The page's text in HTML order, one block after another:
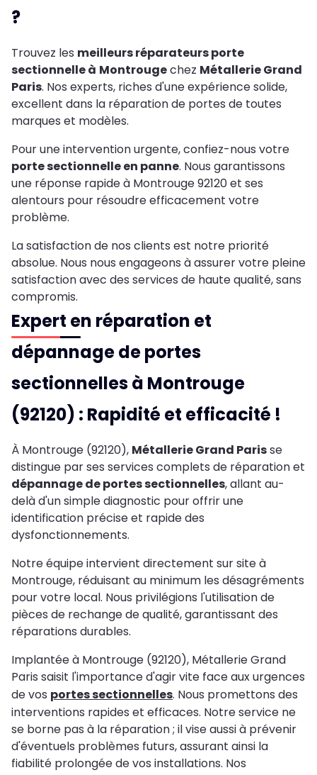
?
Trouvez les meilleurs réparateurs porte
sectionnelle à Montrougechez Métallerie Grand
Paris. Nos experts, riches d'une expérience solide,
excellent dans la réparation de portes de toutes
marques et modèles.
Pour une intervention urgente, confiez-nous votre
porte sectionnelle en panne. Nous garantissons
une réponse rapide à Montrouge 92120 et ses
alentours pour résoudre efficacement votre
problème.
La satisfaction de nos clients est notre priorité
absolue. Nous nous engageons à assurer votre pleine
satisfaction avec des services de haute qualité, sans
compromis.
Expert en réparation et
dépannage de portes
sectionnelles à Montrouge
(92120) : Rapidité et efficacité !
À Montrouge (92120), Métallerie Grand Parisse
distingue par ses services complets de réparation et
dépannage de portes sectionnelles, allant au-
delà d'un simple diagnostic pour offrir une
identification précise et rapide des
dysfonctionnements.
Notre équipe intervient directement sur site à
Montrouge, réduisant au minimum les désagréments
pour votre local. Nous privilégions l'utilisation de
pièces de rechange de qualité, garantissant des
réparations durables.
Implantée à Montrouge (92120), Métallerie Grand
Paris saisit l'importance d'agir vite face aux urgences
de vos portes sectionnelles. Nous promettons des
interventions rapides et efficaces. Notre service ne
se borne pas à la réparation ; il vise aussi à prévenir
d'éventuels problèmes futurs, assurant ainsi la
fiabilité prolongée de vos installations. Nos